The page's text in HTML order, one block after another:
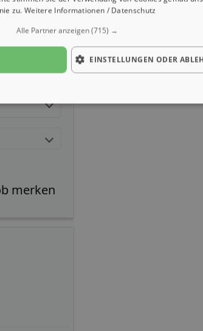
zu. Weitere Informationen / Datenschutz
Alle Partner anzeigen(715) →
EINSTELLUNGEN ODER